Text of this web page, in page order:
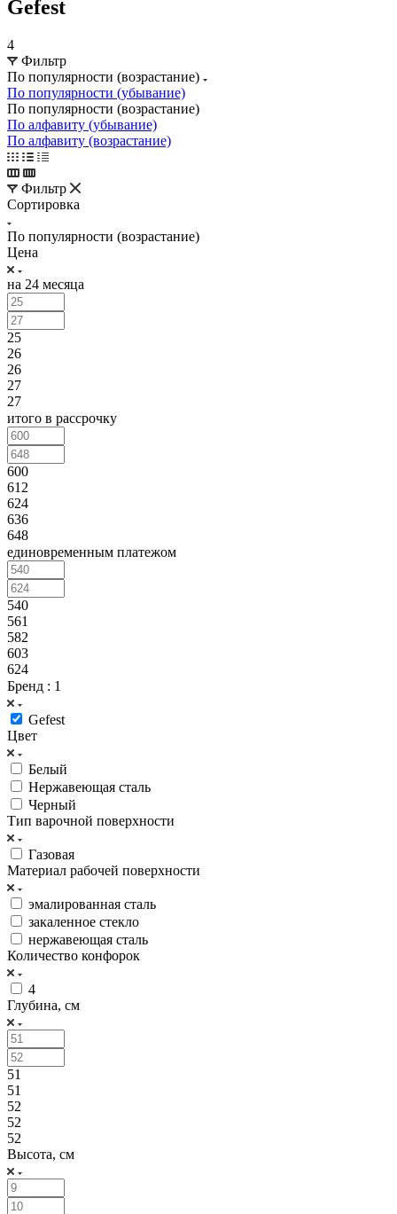
Gefest
4
Фильтр
По популярности (возрастание)
По популярности (убывание)
По популярности (возрастание)
По алфавиту (убывание)
По алфавиту (возрастание)
Фильтр
Сортировка
По популярности (возрастание)
Цена
на 24 месяца
25
26
26
27
27
итого в рассрочку
600
612
624
636
648
единовременным платежом
540
561
582
603
624
Бренд : 1
Gefest
Цвет
Белый
Нержавеющая сталь
Черный
Тип варочной поверхности
Газовая
Материал рабочей поверхности
эмалированная сталь
закаленное стекло
нержавеющая сталь
Количество конфорок
4
Глубина, см
51
51
52
52
52
Высота, см